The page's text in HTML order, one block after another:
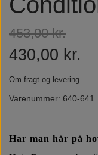
453,00 kr.
430,00 kr.
Om fragt og levering
Varenummer: 640-641
Har man hår på